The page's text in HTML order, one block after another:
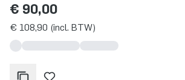
€ 90,00
€ 108,90 (incl. BTW)